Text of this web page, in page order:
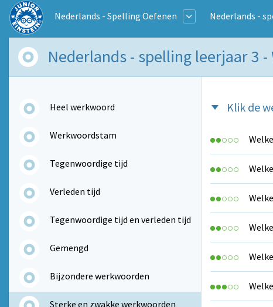
Nederlands - Spelling Oefenen Nederlands -
Nederlands - spelling leerjaar 3
Heel werkwoord
Werkwoordstam
Tegenwoordige tijd
Verleden tijd
Tegenwoordige tijd en verleden tijd
Gemengd
Bijzondere werkwoorden
Sterke en zwakke werkwoorden
Klik de